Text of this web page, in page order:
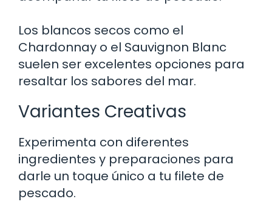
Los blancos secos como el
Chardonnay o el Sauvignon Blanc
suelen ser excelentes opciones para
resaltar los sabores del mar.
Variantes Creativas
Experimenta con diferentes
ingredientes y preparaciones para
darle un toque único a tu filete de
pescado.